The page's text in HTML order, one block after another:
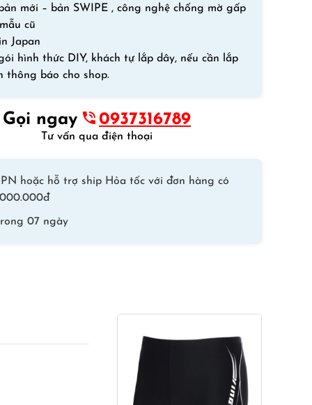
Chống
Mờ
Lâu
Hơn
Gọng
Mắt
số
lượng
mới – bản SWIPE , công nghệ chống mờ gấp
cũ
Japan
hình thức DIY, khách tự lắp dây, nếu cần lắp
thông báo cho shop.
Gọi ngay 0937316789
Tư vấn qua điện thoại
hoặc hỗ trợ ship Hỏa tốc với đơn hàng có
07 ngày